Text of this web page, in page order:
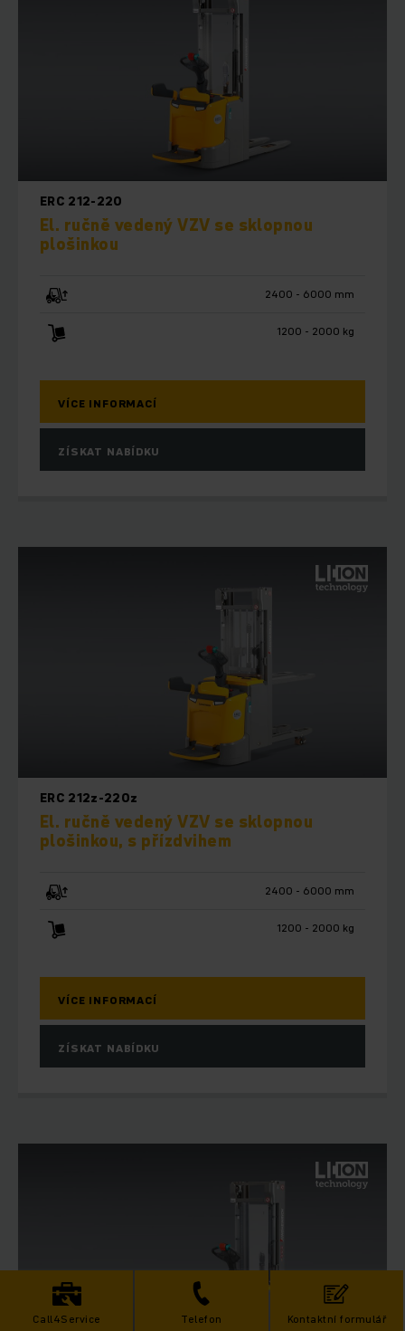
Call4Service Telefon Kontaktní formulář
ERC 212-220
El. ručně vedený VZV se sklopnou
plošinkou
2400 - 6000 mm
1200 - 2000 kg
VÍCE INFORMACÍ
ZÍSKAT NABÍDKU
ERC 212z-220z
El. ručně vedený VZV se sklopnou
plošinkou, s přízdvihem
2400 - 6000 mm
1200 - 2000 kg
VÍCE INFORMACÍ
ZÍSKAT NABÍDKU